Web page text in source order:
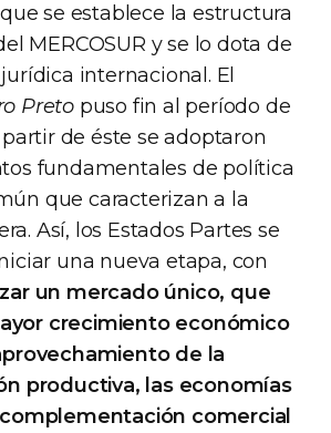
se establece la estructura
MERCOSUR y se lo dota de
internacional. El
Preto puso fin al período de
de éste se adoptaron
fundamentales de política
que caracterizan a la
Así, los Estados Partes se
una nueva etapa, con
un mercado único, que
crecimiento económico
de la
productiva, las economías
comercial